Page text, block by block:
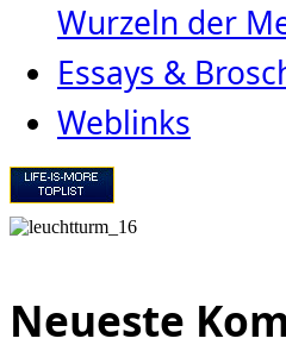
Wurzeln der
Essays &
Weblinks
Neueste